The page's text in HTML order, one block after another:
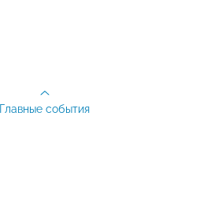
Главные события